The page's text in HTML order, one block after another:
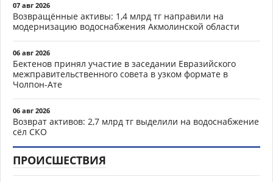
07 авг 2026
Возвращённые активы: 1,4 млрд тг направили на
модернизацию водоснабжения Акмолинской области
06 авг 2026
Бектенов принял участие в заседании Евразийского
межправительственного совета в узком формате в
Чолпон-Ате
06 авг 2026
Возврат активов: 2,7 млрд тг выделили на водоснабжение
сёл СКО
ПРОИСШЕСТВИЯ